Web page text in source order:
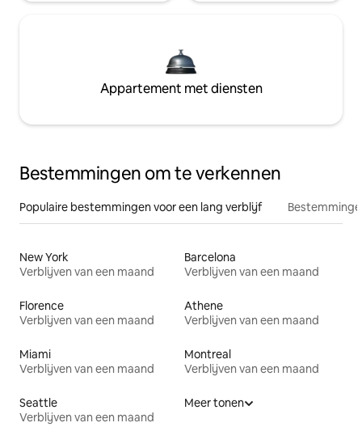
Appartement met diensten
Bestemmingen om te verkennen
Populaire bestemmingen voor een lang verblijf
New York
Verblijven van een maand
Barcelona
Verblijven van een maand
Florence
Verblijven van een maand
Athene
Verblijven van een maand
Miami
Verblijven van een maand
Montreal
Verblijven van een maand
Seattle
Verblijven van een maand
Meer tonen